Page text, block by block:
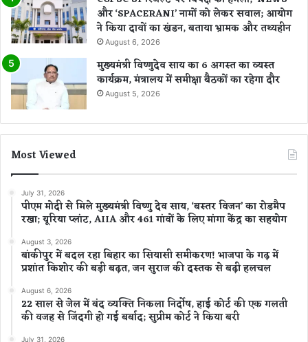
और ‘SPACERANI’ नामों को लेकर सवाल; आयोग
ने किया दावों का खंडन, बताया भ्रामक और तथ्यहीन
August 6, 2026
मुख्यमंत्री विष्णुदेव साय का 6 अगस्त का व्यस्त
कार्यक्रम, मंत्रालय में समीक्षा बैठकों का रहेगा दौर
August 5, 2026
Most Viewed
July 31, 2026
पीएम मोदी से मिले मुख्यमंत्री विष्णु देव साय, ‘बस्तर विजन’ का रोडमैप
रखा; यूरिया प्लांट, AIIA और 461 गांवों के लिए मांगा केंद्र का सहयोग
August 3, 2026
बांकीपुर में बदल रहा बिहार का सियासी समीकरण! भाजपा के गढ़ में
प्रशांत किशोर की बड़ी बढ़त, जन सुराज की दस्तक से बढ़ी हलचल
August 6, 2026
22 साल से जेल में बंद व्यक्ति निकला निर्दोष, हाई कोर्ट की एक गलती
की वजह से जिंदगी हो गई बर्बाद; सुप्रीम कोर्ट ने किया बरी
July 31, 2026